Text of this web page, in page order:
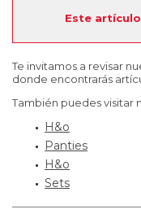
Este
Te invitamos a revisar
donde encontrarás
También puedes visitar
H&o
Panties
H&o
Sets